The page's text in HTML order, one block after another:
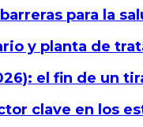
para la
y planta de
el fin de un
clave en los